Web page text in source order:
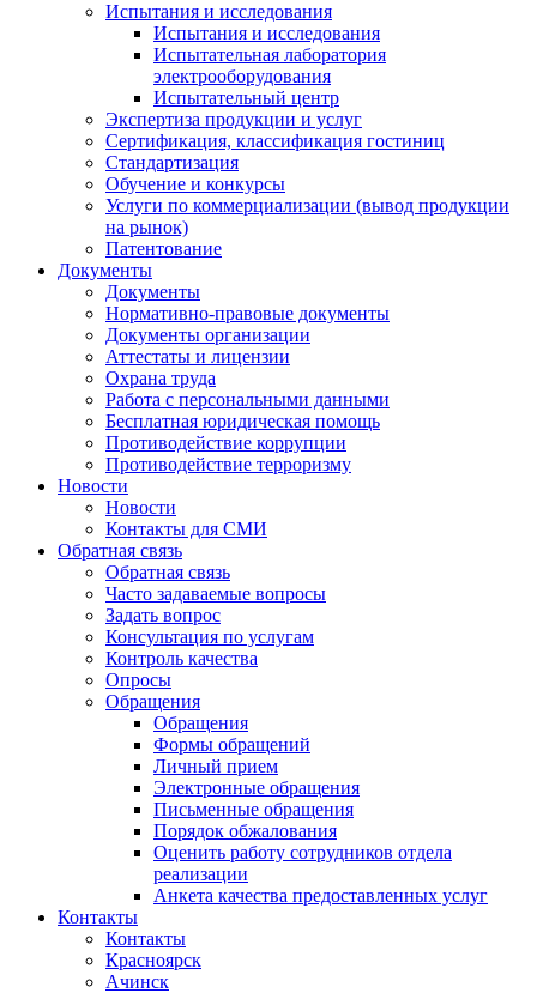
Испытания и исследования
Испытания и исследования
Испытательная лаборатория
электрооборудования
Испытательный центр
Экспертиза продукции и услуг
Сертификация, классификация гостиниц
Стандартизация
Обучение и конкурсы
Услуги по коммерциализации (вывод продукции
на рынок)
Патентование
Документы
Документы
Нормативно-правовые документы
Документы организации
Аттестаты и лицензии
Охрана труда
Работа с персональными данными
Бесплатная юридическая помощь
Противодействие коррупции
Противодействие терроризму
Новости
Новости
Контакты для СМИ
Обратная связь
Обратная связь
Часто задаваемые вопросы
Задать вопрос
Консультация по услугам
Контроль качества
Опросы
Обращения
Обращения
Формы обращений
Личный прием
Электронные обращения
Письменные обращения
Порядок обжалования
Оценить работу сотрудников отдела
реализации
Анкета качества предоставленных услуг
Контакты
Контакты
Красноярск
Ачинск